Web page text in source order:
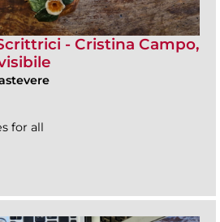
- Cristina Campo,
for all